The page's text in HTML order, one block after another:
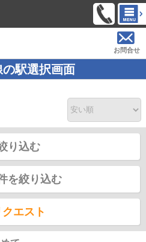
お問合せ
駅選択画面
り込む
を絞り込む
エスト